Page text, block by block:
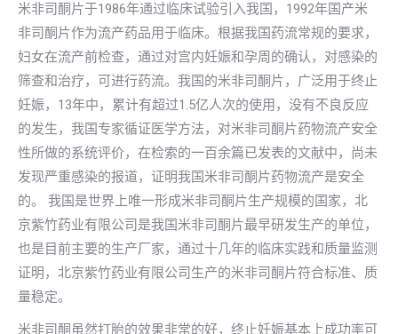
米非司酮片于1986年通过临床试验引入我国，1992年国产米
非司酮片作为流产药品用于临床。根据我国药流常规的要求，
妇女在流产前检查，通过对宫内妊娠和孕周的确认，对感染的
筛查和治疗，可进行药流。我国的米非司酮片，广泛用于终止
妊娠，13年中，累计有超过1.5亿人次的使用，没有不良反应
的发生，我国专家循证医学方法，对米非司酮片药物流产安全
性所做的系统评价，在检索的一百余篇已发表的文献中，尚未
发现严重感染的报道，证明我国米非司酮片药物流产是安全
的。 我国是世界上唯一形成米非司酮片生产规模的国家，北
京紫竹药业有限公司是我国米非司酮片最早研发生产的单位，
也是目前主要的生产厂家，通过十几年的临床实践和质量监测
证明，北京紫竹药业有限公司生产的米非司酮片符合标准、质
量稳定。
米非司酮虽然打胎的效果非常的好，终止妊娠基本上成功率可